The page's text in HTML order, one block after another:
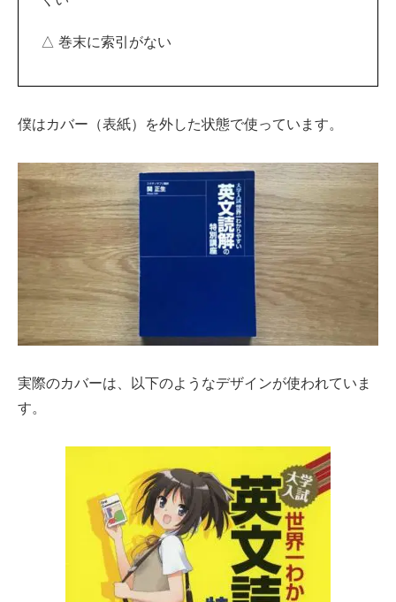
△ 巻末に索引がない
僕はカバー（表紙）を外した状態で使っています。
実際のカバーは、以下のようなデザインが使われていま
す。